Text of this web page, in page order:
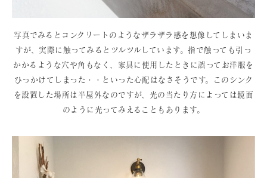
写真でみるとコンクリートのようなザラザラ感を想像してしまいま
すが、実際に触ってみるとツルツルしています。指で触っても引っ
かかるような穴や角もなく、家具に使用したときに誤ってお洋服を
ひっかけてしまった・・といった心配はなさそうです。このシンク
を設置した場所は半屋外なのですが、光の当たり方によっては鏡面
のように光ってみえることもあります。